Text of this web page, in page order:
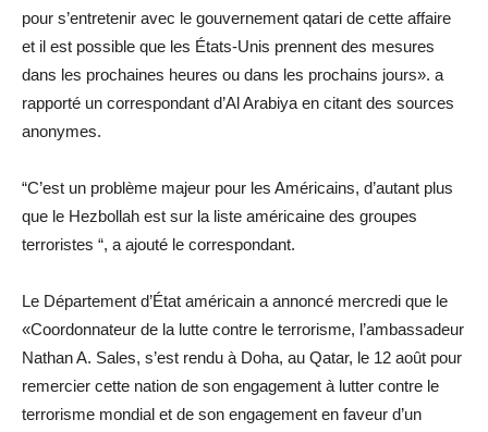
pour s’entretenir avec le gouvernement qatari de cette affaire
et il est possible que les États-Unis prennent des mesures
dans les prochaines heures ou dans les prochains jours». a
rapporté un correspondant d’Al Arabiya en citant des sources
anonymes.
“C’est un problème majeur pour les Américains, d’autant plus
que le Hezbollah est sur la liste américaine des groupes
terroristes “, a ajouté le correspondant.
Le Département d’État américain a annoncé mercredi que le
«Coordonnateur de la lutte contre le terrorisme, l’ambassadeur
Nathan A. Sales, s’est rendu à Doha, au Qatar, le 12 août pour
remercier cette nation de son engagement à lutter contre le
terrorisme mondial et de son engagement en faveur d’un